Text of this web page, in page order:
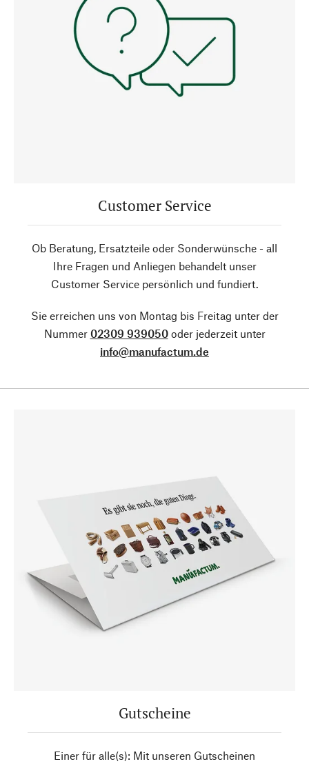
Customer Service
Ob Beratung, Ersatzteile oder Sonderwünsche - all
Ihre Fragen und Anliegen behandelt unser
Customer Service persönlich und fundiert.
Sie erreichen uns von Montag bis Freitag unter der
Nummer 02309 939050oder jederzeit unter
info@manufactum.de
Gutscheine
Einer für alle(s): Mit unseren Gutscheinen